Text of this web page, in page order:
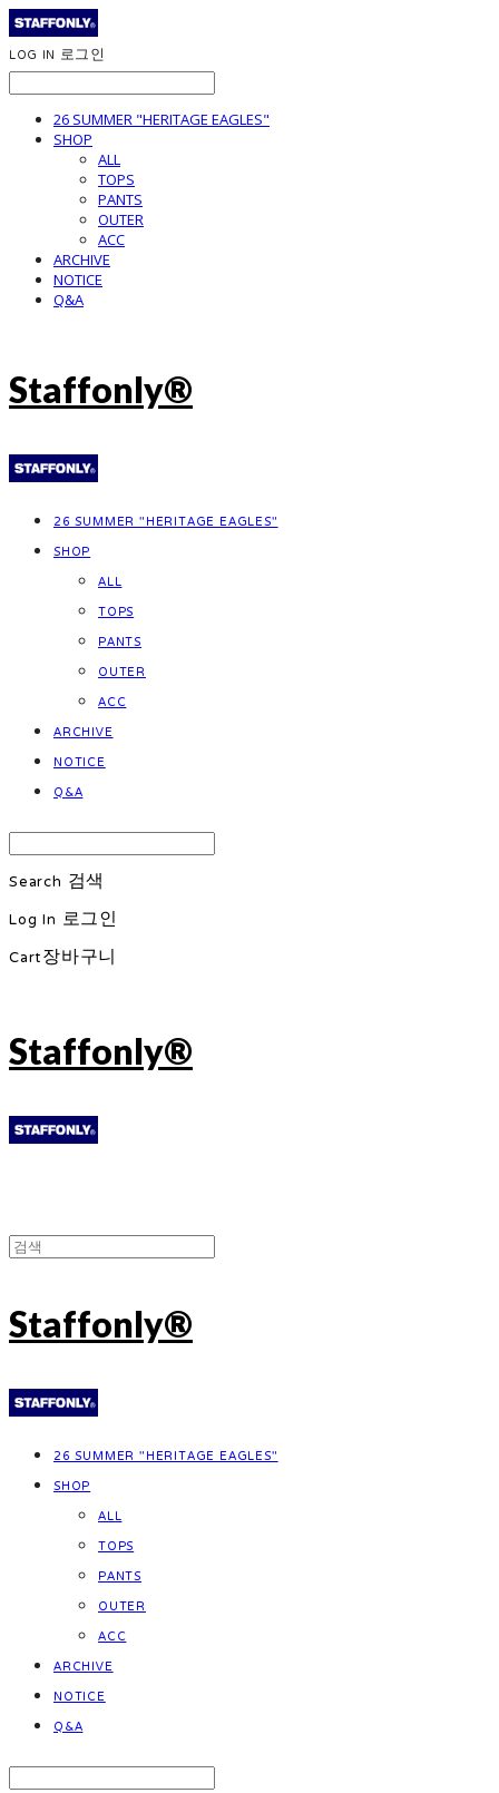
LOG IN 로그인
26 SUMMER "HERITAGE EAGLES"
SHOP
ALL
TOPS
PANTS
OUTER
ACC
ARCHIVE
NOTICE
Q&A
Staffonly®
26 SUMMER "HERITAGE EAGLES"
SHOP
ALL
TOPS
PANTS
OUTER
ACC
ARCHIVE
NOTICE
Q&A
Search 검색
Log In 로그인
Cart장바구니
Staffonly®
Staffonly®
26 SUMMER "HERITAGE EAGLES"
SHOP
ALL
TOPS
PANTS
OUTER
ACC
ARCHIVE
NOTICE
Q&A